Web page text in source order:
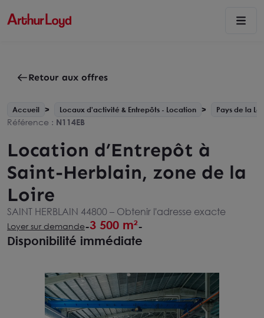
Retour aux offres
Accueil Locaux d'activité & Entrepôts - Location Pays de la
Référence : N114EB
Location d’Entrepôt à
Saint-Herblain, zone de la
Loire
SAINT HERBLAIN 44800 – Obtenir l'adresse exacte
Loyer sur demande-3 500 m²-
Disponibilité immédiate